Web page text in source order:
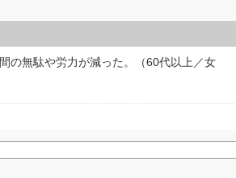
の無駄や労力が減った。（60代以上／女